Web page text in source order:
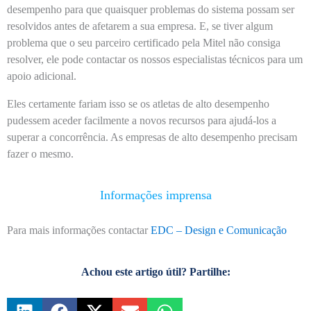
desempenho para que quaisquer problemas do sistema possam ser
resolvidos antes de afetarem a sua empresa. E, se tiver algum
problema que o seu parceiro certificado pela Mitel não consiga
resolver, ele pode contactar os nossos especialistas técnicos para um
apoio adicional.
Eles certamente fariam isso se os atletas de alto desempenho
pudessem aceder facilmente a novos recursos para ajudá-los a
superar a concorrência. As empresas de alto desempenho precisam
fazer o mesmo.
Informações imprensa
Para mais informações contactar EDC – Design e Comunicação
Achou este artigo útil? Partilhe: